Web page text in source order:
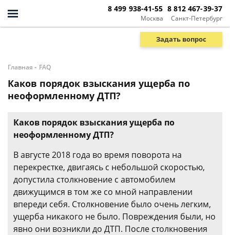
Москва
8 499 938-41-55
Санкт-Петербург
8 812 467-39-37
Задать вопрос
Главная - FAQ
Каков порядок взыскания ущерба по
неоформленному ДТП?
Каков порядок взыскания ущерба по
неоформленному ДТП?
В августе 2018 года во время поворота на
перекрестке, двигаясь с небольшой скоростью,
допустила столкновение с автомобилем
движущимся в том же со мной направлении
впереди себя. Столкновение было очень легким,
ущерба никакого не было. Повреждения были, но
явно они возникли до ДТП. После столкновения